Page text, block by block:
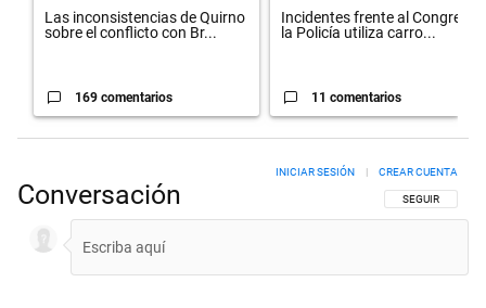
Las inconsistencias de Quirno
sobre el conflicto con Br...
169 comentarios
Incidentes frente al Congreso:
la Policía utiliza carro...
11 comentarios
Conversación SIGA ESTA
SEGUIR
INICIAR SESIÓN CREAR CUENTA